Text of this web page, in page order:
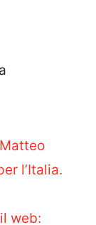
l’Italia.
web: